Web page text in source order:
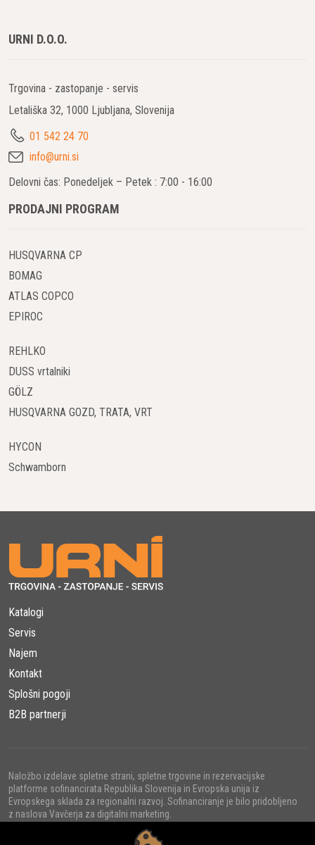
URNI D.O.O.
Trgovina - zastopanje - servis
Letališka 32, 1000 Ljubljana, Slovenija
01 542 24 70
info@urni.si
Delovni čas: Ponedeljek – Petek : 7:00 - 16:00
PRODAJNI PROGRAM
HUSQVARNA CP
BOMAG
ATLAS COPCO
EPIROC
REHLKO
DUSS vrtalniki
GÖLZ
HUSQVARNA GOZD, TRATA, VRT
HYCON
Schwamborn
Katalogi
Servis
Najem
Kontakt
Splošni pogoji
B2B partnerji
Naložbo izdelave spletne strani, spletne trgovine in rezervacijske
platforme sofinancirata Republika Slovenija in Evropska unija iz
Evropskega sklada za regionalni razvoj. Sofinanciranje je bilo pridobljeno
z naslova Vavčerja za digitalni marketing.